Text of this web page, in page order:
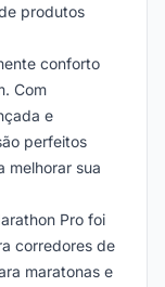
produtos
conforto
Com
e
perfeitos
melhorar sua
Pro foi
corredores de
maratonas e